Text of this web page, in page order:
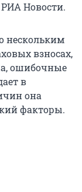
РИА Новости.
нескольким
взносах,
ошибочные
в
она
факторы.